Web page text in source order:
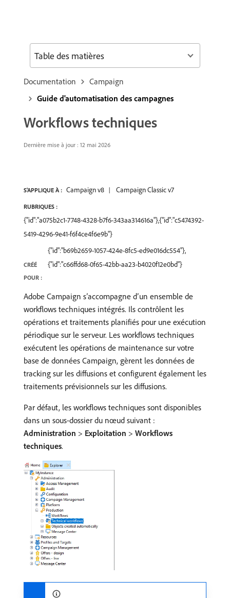
Documentation
Campaign
Guide d'automatisation des campagnes
Workflows techniques
Dernière mise à jour : 12 mai 2026
S'APPLIQUE À : Campaign v8 Campaign Classic v7
RUBRIQUES :
{"id":"a075b2c1-7748-4328-b7f6-343aa314616a"},{"id":"c5474392-
5419-4296-9e41-f6f4ce4f6e9b"}
CRÉÉ
POUR :
{"id":"b69b2659-1057-424e-8fc5-ed9e016dc554"},
{"id":"c66ffd68-0f65-42bb-aa23-b4020f12e0bd"}
Adobe Campaign s’accompagne d’un ensemble de
workflows techniques intégrés. Ils contrôlent les
opérations et traitements planifiés pour une exécution
périodique sur le serveur. Les workflows techniques
exécutent les opérations de maintenance sur votre
base de données Campaign, gèrent les données de
tracking sur les diffusions et configurent également les
traitements prévisionnels sur les diffusions.
Par défaut, les workflows techniques sont disponibles
dans un sous-dossier du nœud suivant :
Administration > Exploitation > Workflows
techniques.
Table des matières